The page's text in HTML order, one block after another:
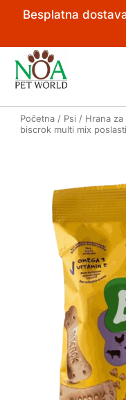
PređiBesplatna
Početna / Psi / Hrana za
biscrok multi mix